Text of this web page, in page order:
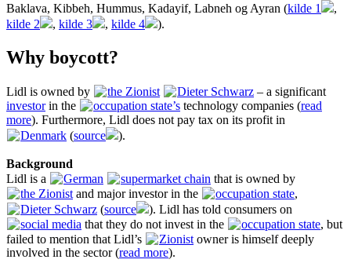
Baklava, Kibbeh, Hummus, Kadayif, Labneh og Ayran (kilde 1
,
kilde 2
, kilde 3 , kilde 4 ).
Why boycott?
Lidl is owned by the Zionist Dieter Schwarz – a significant
investorin the occupation state’s technology companies (read
more). Furthermore, Lidl does not pay tax on its profit in
Denmark (source ).
Background
Lidl is a
German supermarket chain that is owned by
the Zionist and major investor in the occupation state,
Dieter Schwarz (source
). Lidl has told consumers on
social media that they do not invest in the occupation state, but
failed to mention that Lidl’s
Zionist owner is himself deeply
involved in the sector (read more).